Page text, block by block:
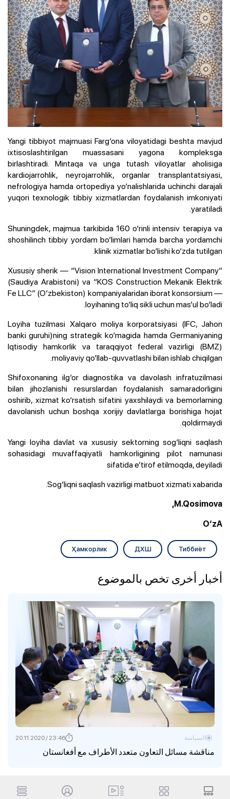
Yangi tibbiyot majmuasi Farg‘ona viloyatidagi beshta mavjud
ixtisoslashtirilgan muassasani yagona kompleksga
birlashtiradi. Mintaqa va unga tutash viloyatlar aholisiga
kardiojarrohlik, neyrojarrohlik, organlar transplantatsiyasi,
nefrologiya hamda ortopediya yo‘nalishlarida uchinchi darajali
yuqori texnologik tibbiy xizmatlardan foydalanish imkoniyati
yaratiladi.
Shuningdek, majmua tarkibida 160 o‘rinli intensiv terapiya va
shoshilinch tibbiy yordam bo‘limlari hamda barcha yordamchi
klinik xizmatlar bo‘lishi ko‘zda tutilgan.
Xususiy sherik — “Vision International Investment Company”
(Saudiya Arabistoni) va “KOS Construction Mekanik Elektrik
Fe LLC” (O‘zbekiston) kompaniyalaridan iborat konsorsium —
loyihaning to‘liq sikli uchun mas’ul bo‘ladi.
Loyiha tuzilmasi Xalqaro moliya korporatsiyasi (IFC, Jahon
banki guruhi)ning strategik ko‘magida hamda Germaniyaning
Iqtisodiy hamkorlik va taraqqiyot federal vazirligi (BMZ)
moliyaviy qo‘llab-quvvatlashi bilan ishlab chiqilgan.
Shifoxonaning ilg‘or diagnostika va davolash infratuzilmasi
bilan jihozlanishi resurslardan foydalanish samaradorligini
oshirib, xizmat ko‘rsatish sifatini yaxshilaydi va bemorlarning
davolanish uchun boshqa xorijiy davlatlarga borishiga hojat
qoldirmaydi.
Yangi loyiha davlat va xususiy sektorning sog‘liqni saqlash
sohasidagi muvaffaqiyatli hamkorligining pilot namunasi
sifatida e’tirof etilmoqda, deyiladi
Sog‘liqni saqlash vazirligi matbuot xizmati xabarida.
M.Qosimova,
O‘zA
Тиббиёт
ДХШ
Ҳамкорлик
أخبار أخرى تخص بالموضوع
مناقشة مسائل التعاون متعدد الأطراف مع أفغانستان
السياسة 23:46 / 20.11.2020